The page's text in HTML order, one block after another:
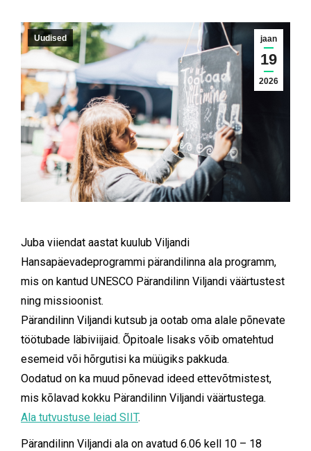
jaan
19
2026
Uudised
Juba viiendat aastat kuulub Viljandi
Hansapäevadeprogrammi pärandilinna ala programm,
mis on kantud UNESCO Pärandilinn Viljandi väärtustest
ning missioonist.
Pärandilinn Viljandi kutsub ja ootab oma alale põnevate
töötubade läbiviijaid. Õpitoale lisaks võib omatehtud
esemeid või hõrgutisi ka müügiks pakkuda.
Oodatud on ka muud põnevad ideed ettevõtmistest,
mis kõlavad kokku Pärandilinn Viljandi väärtustega.
Ala tutvustuse leiad SIIT.
Pärandilinn Viljandi ala on avatud 6.06 kell 10 – 18